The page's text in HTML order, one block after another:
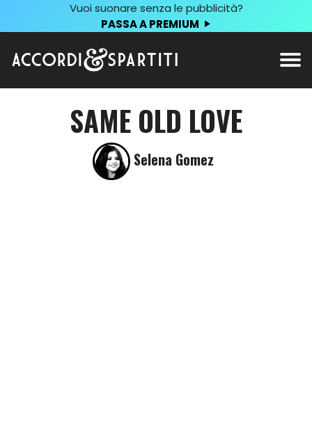
Vuoi suonare senza le pubblicità?
PASSA A PREMIUM
SAME OLD LOVE
Selena Gomez